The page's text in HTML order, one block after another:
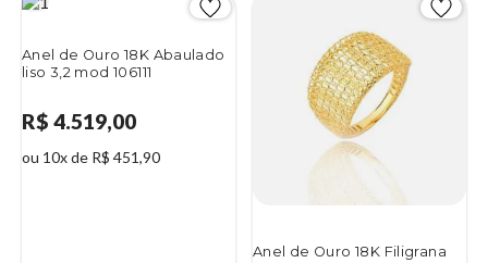
Anel de Ouro 18K Abaulado
liso 3,2 mod 106111
R$ 4.519,00
ou 10x de R$ 451,90
Anel de Ouro 18K Filigrana